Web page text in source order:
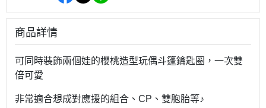
商品詳情
可同時裝飾兩個娃的櫻桃造型玩偶斗篷鑰匙圈，一次雙
倍可愛
非常適合想成對應援的組合、CP、雙胞胎等♪